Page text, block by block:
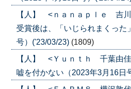
【人】 <ｎａｎａｐｌｅ 吉
受賞後は、「いじられまくった
号）('23/03/23) (1809)
【人】 <Ｙｕｎｔｈ 千葉由佳
嘘を付かない（2023年3月16日